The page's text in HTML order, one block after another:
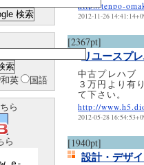
http://tenpo-
2012-11-26
[2367pt]
リユースプ
中古プレハブ
３万円より有
て下さい。
http://
2012-05-28
[1940pt]
設計・デザ
和英 国語
ら
ら